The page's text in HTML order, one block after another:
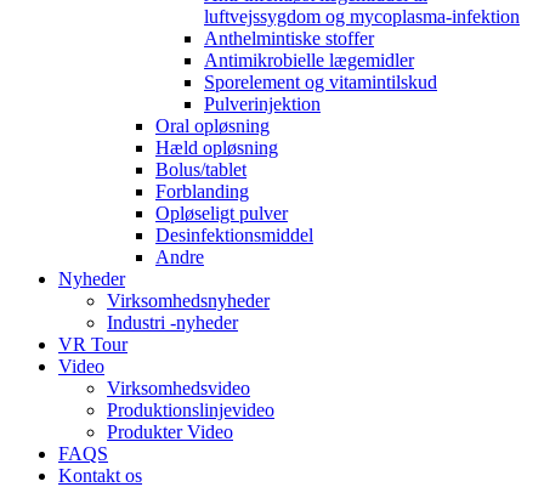
luftvejssygdom og mycoplasma-infektion
Anthelmintiske stoffer
Antimikrobielle lægemidler
Sporelement og vitamintilskud
Pulverinjektion
Oral opløsning
Hæld opløsning
Bolus/tablet
Forblanding
Opløseligt pulver
Desinfektionsmiddel
Andre
Nyheder
Virksomhedsnyheder
Industri -nyheder
VR Tour
Video
Virksomhedsvideo
Produktionslinjevideo
Produkter Video
FAQS
Kontakt os